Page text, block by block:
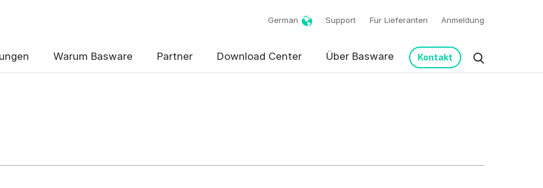
German Support Für Lieferanten Anmeldung
Warum Basware Partner Download Center Über Basware Kontakt